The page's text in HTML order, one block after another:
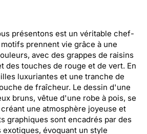
présentons est un véritable chef-
prennent vie grâce à une
avec des grappes de raisins
des touches de rouge et de vert. En
luxuriantes et une tranche de
de fraîcheur. Le dessin d'une
bruns, vêtue d'une robe à pois, se
une atmosphère joyeuse et
graphiques sont encadrés par des
évoquant un style